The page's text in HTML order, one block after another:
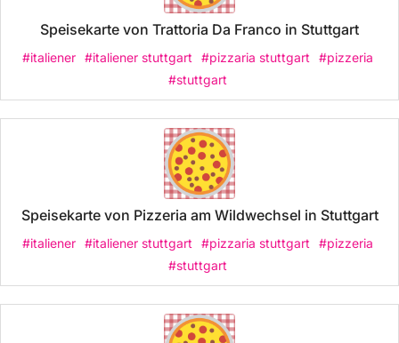
Speisekarte von Trattoria Da Franco in Stuttgart
#italiener #italiener stuttgart #pizzaria stuttgart
#pizzeria
#stuttgart
Speisekarte von Pizzeria am Wildwechsel in Stuttgart
#italiener #italiener stuttgart #pizzaria stuttgart
#pizzeria
#stuttgart